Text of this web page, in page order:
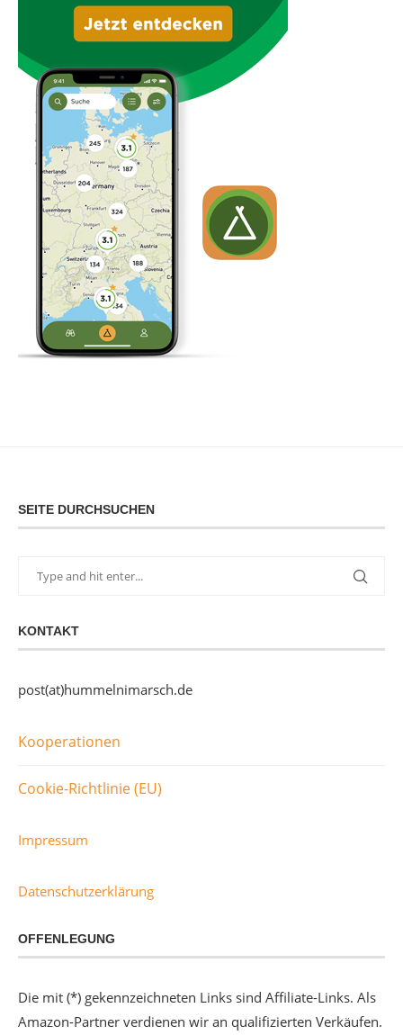
SEITE DURCHSUCHEN
KONTAKT
post(at)hummelnimarsch.de
Kooperationen
Cookie-Richtlinie (EU)
Impressum
Datenschutzerklärung
OFFENLEGUNG
Die mit (*) gekennzeichneten Links sind Affiliate-Links. Als
Amazon-Partner verdienen wir an qualifizierten Verkäufen.